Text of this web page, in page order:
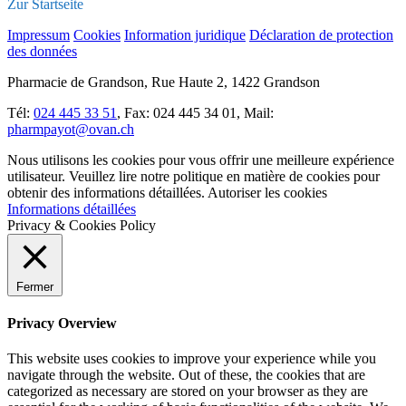
Zur Startseite
Impressum Cookies Information juridique Déclaration de protection
des données
Pharmacie de Grandson, Rue Haute 2, 1422 Grandson
Tél: 024 445 33 51 , Fax: 024 445 34 01, Mail:
pharmpayot@ovan.ch
Nous utilisons les cookies pour vous offrir une meilleure expérience
utilisateur. Veuillez lire notre politique en matière de cookies pour
obtenir des informations détaillées. Autoriser les cookies
Informations détaillées
Privacy & Cookies Policy
Fermer
Privacy Overview
This website uses cookies to improve your experience while you
navigate through the website. Out of these, the cookies that are
categorized as necessary are stored on your browser as they are